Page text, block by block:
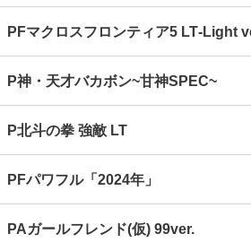
PFマクロスフロンティア5 LT‐Light
P神・天才バカボン~甘神SPEC~
P北斗の拳 強敵 LT
PFパワフル「2024年」
PAガールフレンド(仮) 99ver.